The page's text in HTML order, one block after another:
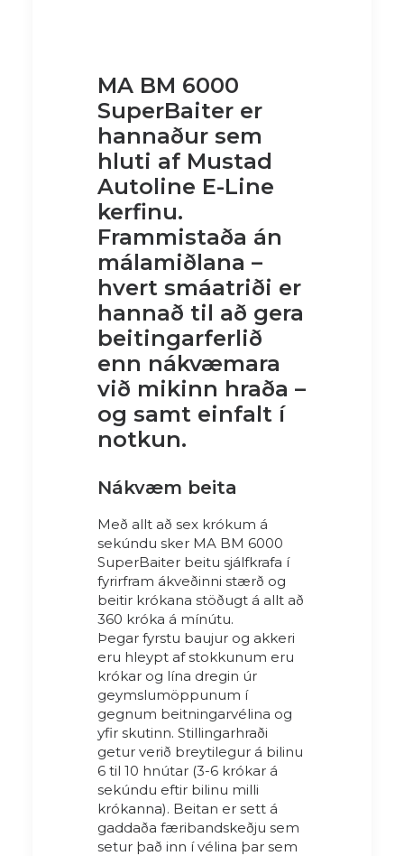
MA BM 6000
SuperBaiter er
hannaður sem
hluti af Mustad
Autoline E-Line
kerfinu.
Frammistaða án
málamiðlana –
hvert smáatriði er
hannað til að gera
beitingarferlið
enn nákvæmara
við mikinn hraða –
og samt einfalt í
notkun.
Nákvæm beita
Með allt að sex krókum á
sekúndu sker MA BM 6000
SuperBaiter beitu sjálfkrafa í
fyrirfram ákveðinni stærð og
beitir krókana stöðugt á allt að
360 króka á mínútu.
Þegar fyrstu baujur og akkeri
eru hleypt af stokkunum eru
krókar og lína dregin úr
geymslumöppunum í
gegnum beitningarvélina og
yfir skutinn. Stillingarhraði
getur verið breytilegur á bilinu
6 til 10 hnútar (3-6 krókar á
sekúndu eftir bilinu milli
krókanna). Beitan er sett á
gaddaða færibandskeðju sem
setur það inn í vélina þar sem